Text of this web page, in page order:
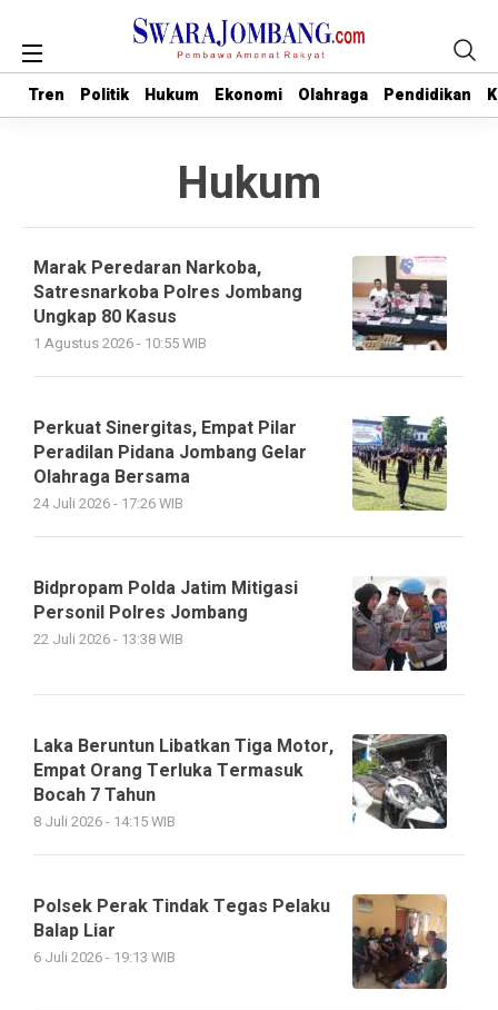
Tren Politik Hukum Ekonomi Olahraga Pendidikan
Tren Politik Hukum Ekonomi Olahraga Pendidikan
Hukum
Marak Peredaran Narkoba,
Satresnarkoba Polres Jombang
Ungkap 80 Kasus
1 Agustus 2026 - 10:55 WIB
Perkuat Sinergitas, Empat Pilar
Peradilan Pidana Jombang Gelar
Olahraga Bersama
24 Juli 2026 - 17:26 WIB
Bidpropam Polda Jatim Mitigasi
Personil Polres Jombang
22 Juli 2026 - 13:38 WIB
Laka Beruntun Libatkan Tiga Motor,
Empat Orang Terluka Termasuk
Bocah 7 Tahun
8 Juli 2026 - 14:15 WIB
Polsek Perak Tindak Tegas Pelaku
Balap Liar
6 Juli 2026 - 19:13 WIB